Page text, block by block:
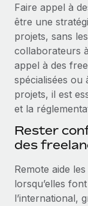
Demandez
Recevez des
l’international
Contrôles
Simplifiez vos
candidats
Remote
Gardez un
Gestion des
Achetez et
Explorez
Remote
Conseil en
l’IA
ÉTUDES DE
Données sur
Centre de
Obtenir de
Voir toutes les
BLOG
Paie multipays
EOR et PEO
Gestion des
Faire appel à
être une
projets, sans
collaborateurs
appel à des
spécialisées ou
projets, il est
et la
Rester
des
Remote aide
lorsqu’elles
l’international,